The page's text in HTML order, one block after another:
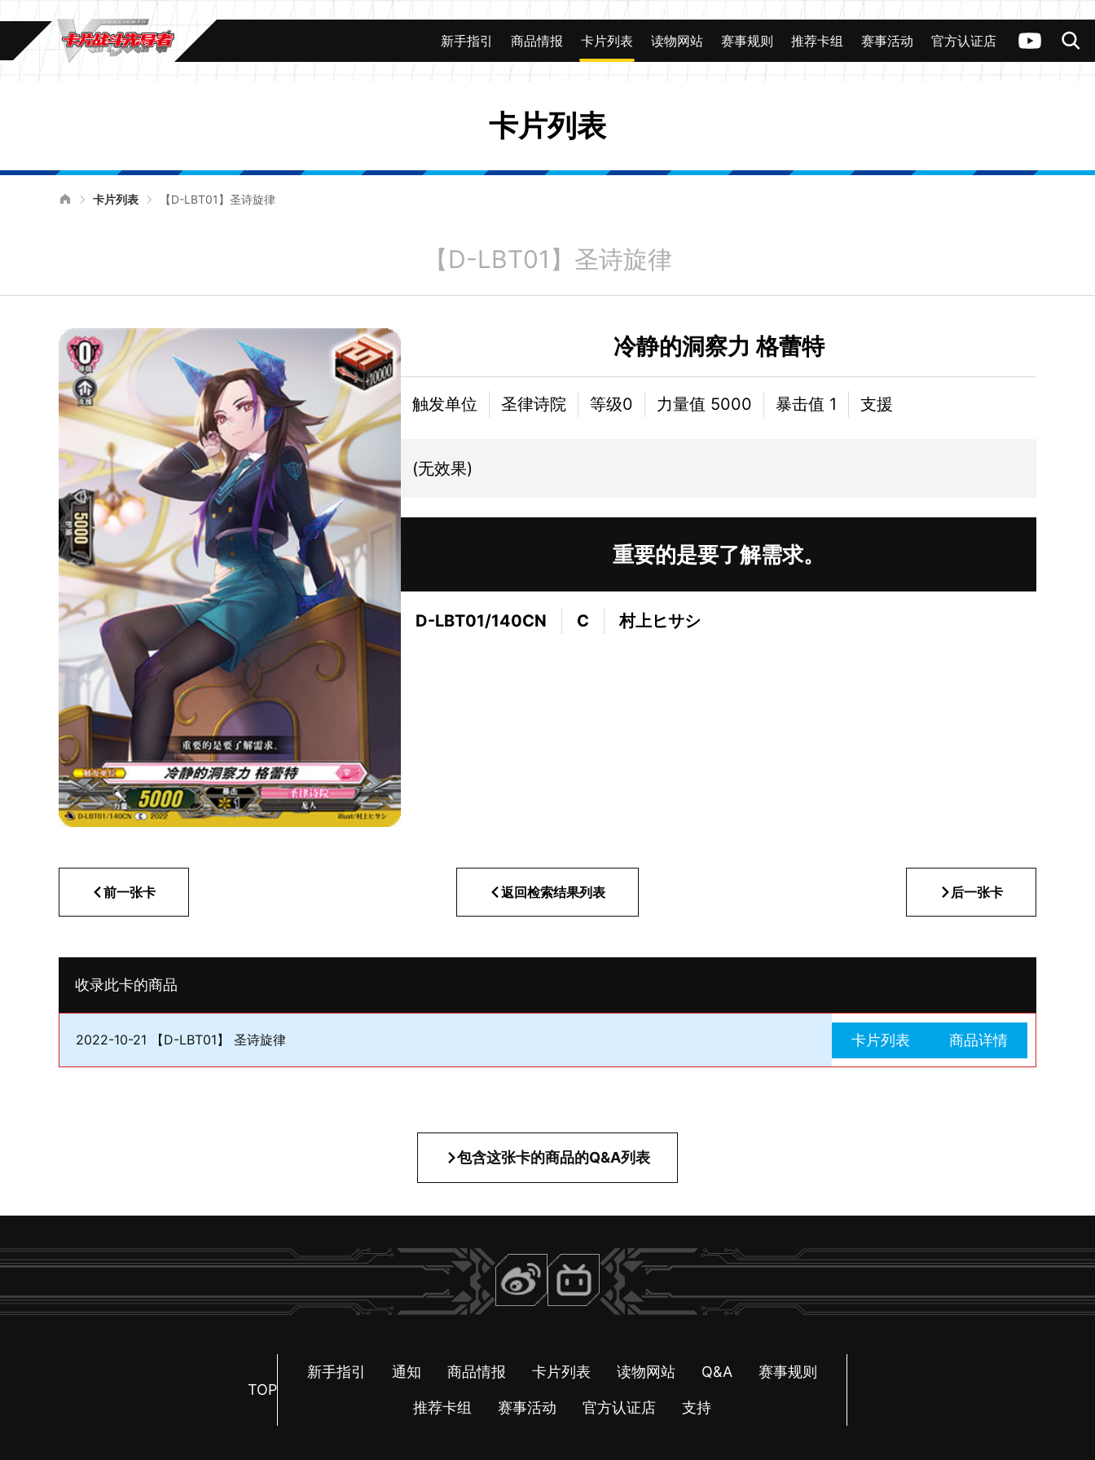
新手指引 商品情报 卡片列表 读物网站 赛事规则 推荐卡组 赛事活动 官方认证店
卡片列表
卡片列表 【D-LBT01】圣诗旋律
【D-LBT01】圣诗旋律
冷静的洞察力 格蕾特
触发单位 圣律诗院 等级0 力量值 5000 暴击值 1 支援
(无效果)
重要的是要了解需求。
D-LBT01/140CN C 村上ヒサシ
前一张卡 返回检索结果列表 后一张卡
收录此卡的商品
2022-10-21 【D-LBT01】 圣诗旋律 卡片列表 商品详情
包含这张卡的商品的Q&A列表
TOP
新手指引 通知 商品情报 卡片列表 读物网站 Q&A 赛事规则
推荐卡组 赛事活动 官方认证店 支持